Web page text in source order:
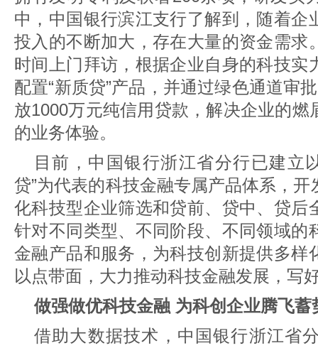
中，中国银行滨江支行了解到，随着企
投入的不断加大，存在大量的资金需求
时间上门拜访，根据企业自身的科技实
配置“新质贷”产品，并通过绿色通道审
放1000万元纯信用贷款，解决企业的燃
的业务体验。
目前，中国银行浙江省分行已建立
贷”为代表的科技金融专属产品体系，
化科技型企业筛选和贷前、贷中、贷后
针对不同类型、不同阶段、不同领域的
金融产品和服务，为科技创新提供多样
以点带面，大力推动科技金融发展，写
做强做优科技金融 为科创企业腾飞蓄
借助大数据技术，中国银行浙江省